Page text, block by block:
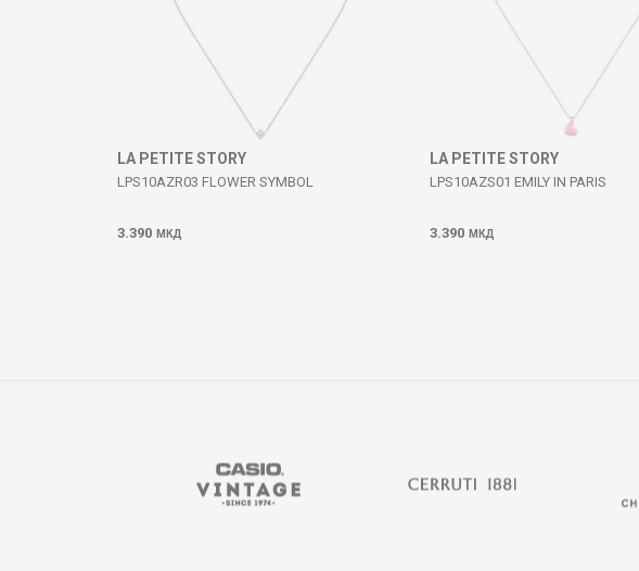
LA PETITE STORY
LPS10AZR03 FLOWER SYMBOL
3.390 МКД
LA PETITE STORY
LPS10AZS01 EMILY IN PARIS
3.390 МКД